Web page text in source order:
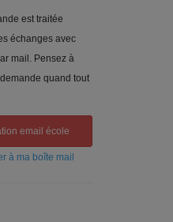
est traitée
échanges avec
mail. Pensez à
quand tout
email école
à ma boîte mail